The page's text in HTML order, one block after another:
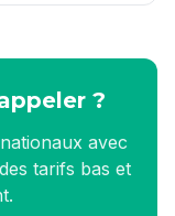
?
avec
tarifs bas et